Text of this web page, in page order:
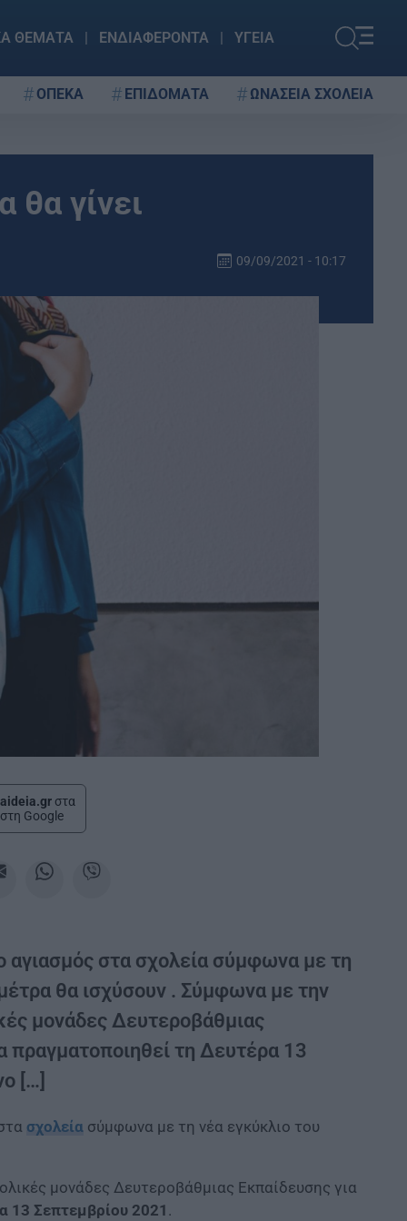
ΘΕΜΑΤΑ ΕΝΔΙΑΦΕΡΟΝΤΑ ΥΓΕΙΑ
ΟΠΕΚΑ ΕΠΙΔΟΜΑΤΑ ΩΝΑΣΕΙΑ ΣΧΟΛΕΙΑ
θα γίνει
09/09/2021 - 10:17
στα
Google
αγιασμός στα σχολεία σύμφωνα με τη
θα ισχύσουν . Σύμφωνα με την
μονάδες Δευτεροβάθμιας
πραγματοποιηθεί τη Δευτέρα 13
[…]
σχολεία σύμφωνα με τη νέα εγκύκλιο του
μονάδες Δευτεροβάθμιας Εκπαίδευσης για
13 Σεπτεμβρίου 2021 .